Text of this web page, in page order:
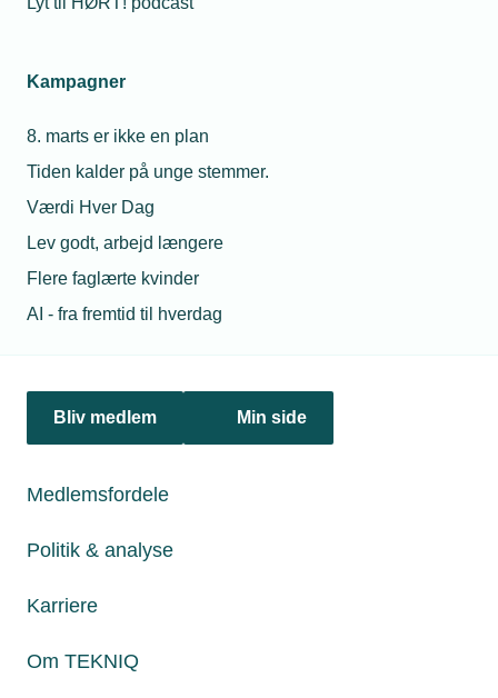
Kampagner
8. marts er ikke en plan
Tiden kalder på unge stemmer.
Værdi Hver Dag
Lev godt, arbejd længere
Flere faglærte kvinder
AI - fra fremtid til hverdag
Bliv medlem Min side
Medlemsfordele
Politik & analyse
Karriere
Om TEKNIQ
teknik/2020/juni-2020-industri-teknik/#/
Læs mere om samme emne: